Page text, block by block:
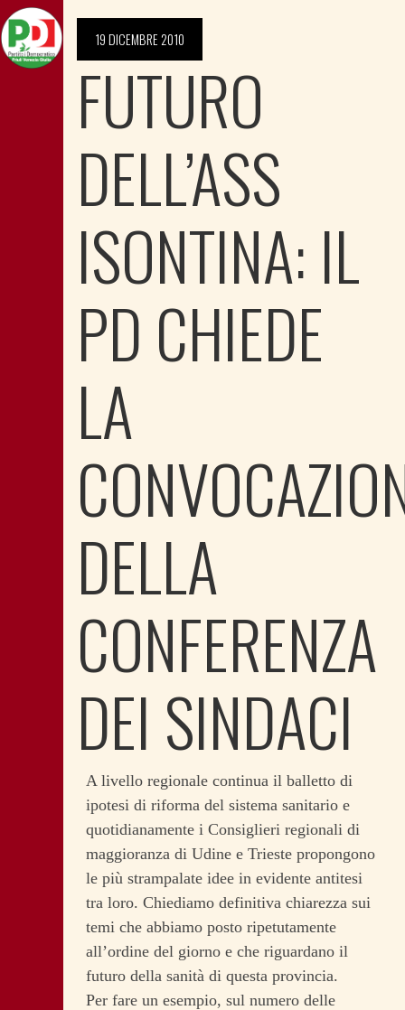
19 DICEMBRE 2010
FUTURO
DELL’ASS
ISONTINA: IL
PD CHIEDE
LA
DELLA
CONFERENZA
DEI SINDACI
A livello regionale continua il balletto di
ipotesi di riforma del sistema sanitario e
quotidianamente i Consiglieri regionali di
maggioranza di Udine e Trieste propongono
le più strampalate idee in evidente antitesi
tra loro. Chiediamo definitiva chiarezza sui
temi che abbiamo posto ripetutamente
all’ordine del giorno e che riguardano il
futuro della sanità di questa provincia.
Per fare un esempio, sul numero delle